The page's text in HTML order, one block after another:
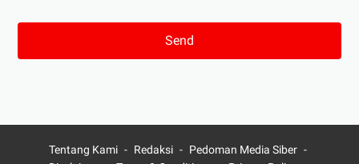
Tentang Kami Redaksi
Pedoman Media Siber